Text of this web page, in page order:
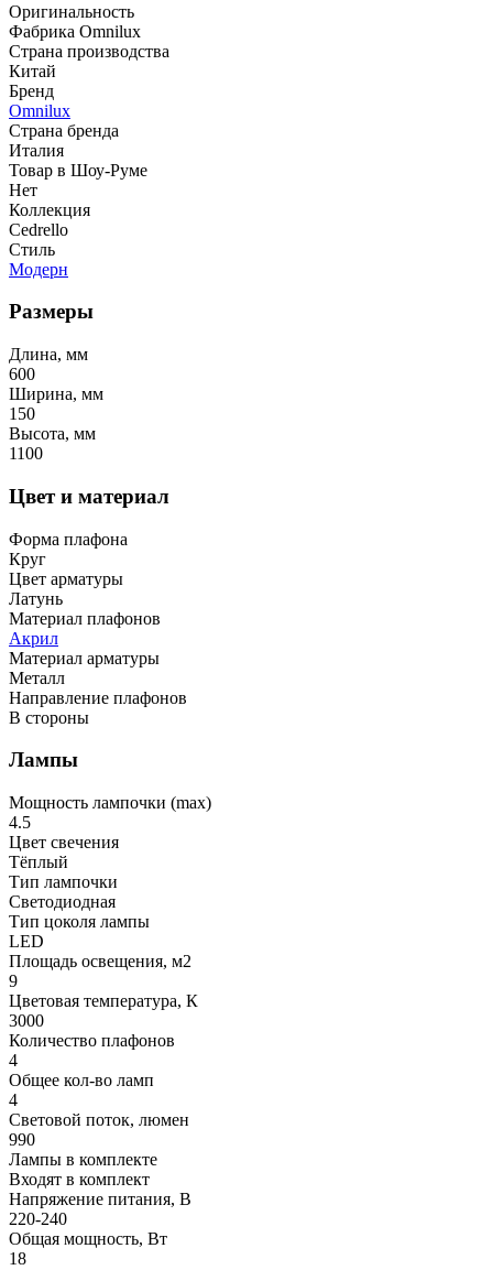
Оригинальность
Фабрика Omnilux
Страна производства
Китай
Бренд
Omnilux
Страна бренда
Италия
Товар в Шоу-Руме
Нет
Коллекция
Cedrello
Стиль
Модерн
Размеры
Длина, мм
600
Ширина, мм
150
Высота, мм
1100
Цвет и материал
Форма плафона
Круг
Цвет арматуры
Латунь
Материал плафонов
Акрил
Материал арматуры
Металл
Направление плафонов
В стороны
Лампы
Мощность лампочки (max)
4.5
Цвет свечения
Тёплый
Тип лампочки
Светодиодная
Тип цоколя лампы
LED
Площадь освещения, м2
9
Цветовая температура, К
3000
Количество плафонов
4
Общее кол-во ламп
4
Световой поток, люмен
990
Лампы в комплекте
Входят в комплект
Напряжение питания, В
220-240
Общая мощность, Вт
18